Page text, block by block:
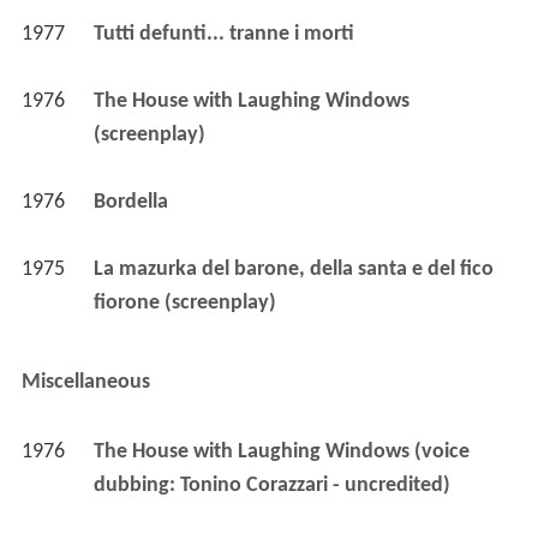
1977 Tutti defunti... tranne i morti
1976
The House with Laughing Windows
(screenplay)
1976 Bordella
1975
La mazurka del barone, della santa e del fico
fiorone (screenplay)
Miscellaneous
1976
The House with Laughing Windows (voice
dubbing: Tonino Corazzari - uncredited)